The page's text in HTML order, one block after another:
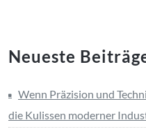
Neueste
Wenn Präzision und
die Kulissen moderner